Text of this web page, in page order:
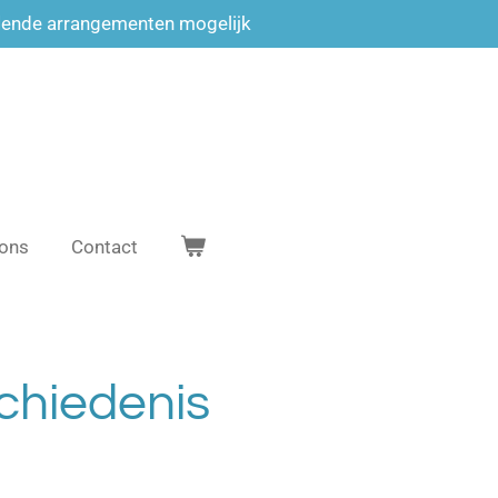
arrangementen mogelijk
Contact